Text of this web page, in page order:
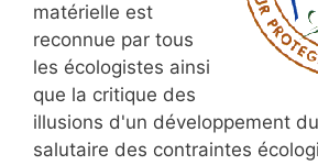
matérielle est
reconnue par tous
les écologistes ainsi
que la critique des
illusions d'un développement
salutaire des contraintes